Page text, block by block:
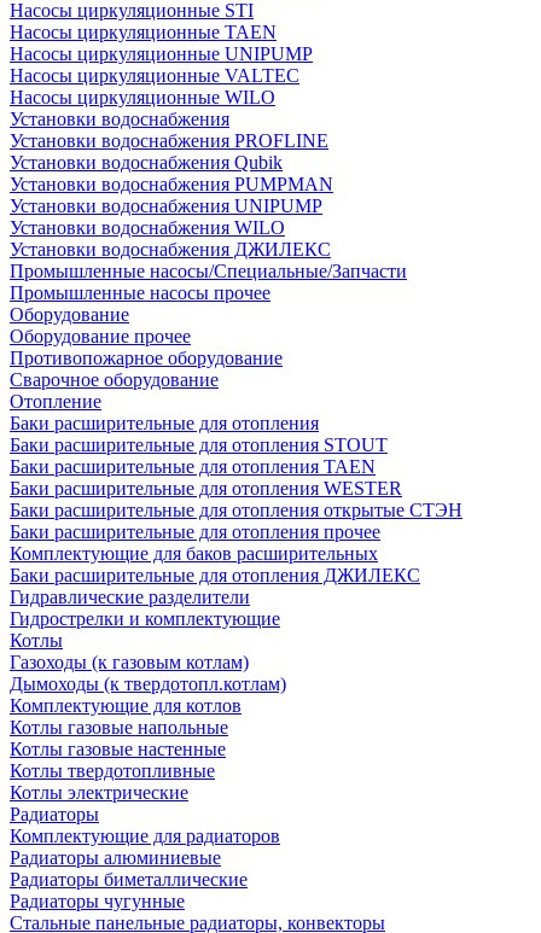
Насосы циркуляционные STI
Насосы циркуляционные TAEN
Насосы циркуляционные UNIPUMP
Насосы циркуляционные VALTEC
Насосы циркуляционные WILO
Установки водоснабжения
Установки водоснабжения PROFLINE
Установки водоснабжения Qubik
Установки водоснабжения PUMPMAN
Установки водоснабжения UNIPUMP
Установки водоснабжения WILO
Установки водоснабжения ДЖИЛЕКС
Промышленные насосы/Специальные/Запчасти
Промышленные насосы прочее
Оборудование
Оборудование прочее
Противопожарное оборудование
Сварочное оборудование
Отопление
Баки расширительные для отопления
Баки расширительные для отопления STOUT
Баки расширительные для отопления TAEN
Баки расширительные для отопления WESTER
Баки расширительные для отопления открытые СТЭН
Баки расширительные для отопления прочее
Комплектующие для баков расширительных
Баки расширительные для отопления ДЖИЛЕКС
Гидравлические разделители
Гидрострелки и комплектующие
Котлы
Газоходы (к газовым котлам)
Дымоходы (к твердотопл.котлам)
Комплектующие для котлов
Котлы газовые напольные
Котлы газовые настенные
Котлы твердотопливные
Котлы электрические
Радиаторы
Комплектующие для радиаторов
Радиаторы алюминиевые
Радиаторы биметаллические
Радиаторы чугунные
Стальные панельные радиаторы, конвекторы